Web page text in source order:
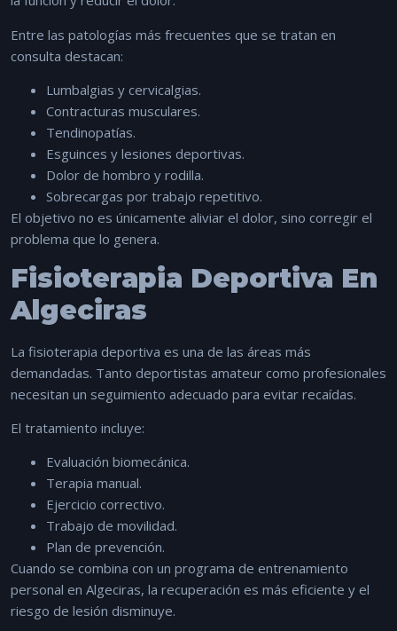
Entre las patologías más frecuentes que se tratan en
consulta destacan:
Lumbalgias y cervicalgias.
Contracturas musculares.
Tendinopatías.
Esguinces y lesiones deportivas.
Dolor de hombro y rodilla.
Sobrecargas por trabajo repetitivo.
El objetivo no es únicamente aliviar el dolor, sino corregir el
problema que lo genera.
Fisioterapia Deportiva En
Algeciras
La fisioterapia deportiva es una de las áreas más
demandadas. Tanto deportistas amateur como profesionales
necesitan un seguimiento adecuado para evitar recaídas.
El tratamiento incluye:
Evaluación biomecánica.
Terapia manual.
Ejercicio correctivo.
Trabajo de movilidad.
Plan de prevención.
Cuando se combina con un programa de entrenamiento
personal en Algeciras, la recuperación es más eficiente y el
riesgo de lesión disminuye.